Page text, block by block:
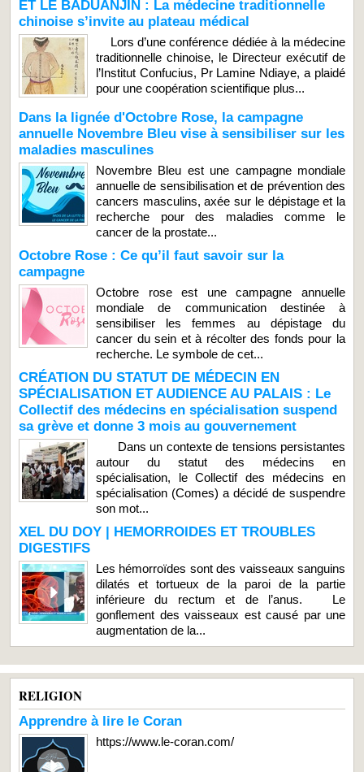
ET LE BADUANJIN : La médecine traditionnelle
chinoise s’invite au plateau médical
Lors d’une conférence dédiée à la médecine
traditionnelle chinoise, le Directeur exécutif de
l’Institut Confucius, Pr Lamine Ndiaye, a plaidé
pour une coopération scientifique plus...
Dans la lignée d'Octobre Rose, la campagne
annuelle Novembre Bleu vise à sensibiliser sur les
maladies masculines
Novembre Bleu est une campagne mondiale
annuelle de sensibilisation et de prévention des
cancers masculins, axée sur le dépistage et la
recherche pour des maladies comme le
cancer de la prostate...
Octobre Rose : Ce qu’il faut savoir sur la
campagne
Octobre rose est une campagne annuelle
mondiale de communication destinée à
sensibiliser les femmes au dépistage du
cancer du sein et à récolter des fonds pour la
recherche. Le symbole de cet...
CRÉATION DU STATUT DE MÉDECIN EN
SPÉCIALISATION ET AUDIENCE AU PALAIS : Le
Collectif des médecins en spécialisation suspend
sa grève et donne 3 mois au gouvernement
Dans un contexte de tensions persistantes
autour du statut des médecins en
spécialisation, le Collectif des médecins en
spécialisation (Comes) a décidé de suspendre
son mot...
XEL DU DOY | HEMORROIDES ET TROUBLES
DIGESTIFS
Les hémorroïdes sont des vaisseaux sanguins
dilatés et tortueux de la paroi de la partie
inférieure du rectum et de l’anus. Le
gonflement des vaisseaux est causé par une
augmentation de la...
RELIGION
Apprendre à lire le Coran
https://www.le-coran.com/